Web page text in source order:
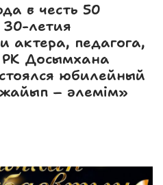
в честь 50
летия
актера, педагога,
РК Досымхана
юбилейный
– әлемім»